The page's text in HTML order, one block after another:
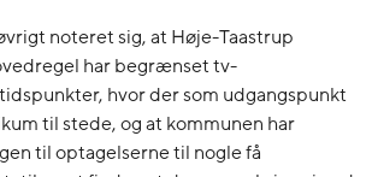
noteret sig, at Høje-Taastrup
har begrænset tv-
hvor der som udgangspunkt
til stede, og at kommunen har
til optagelserne til nogle få